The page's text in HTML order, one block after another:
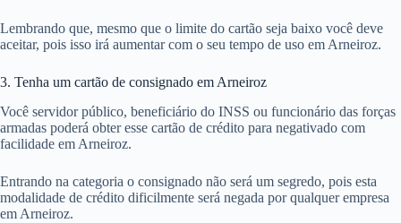
Lembrando que, mesmo que o limite do cartão seja baixo você deve
aceitar, pois isso irá aumentar com o seu tempo de uso em Arneiroz.
3. Tenha um cartão de consignado em Arneiroz
Você servidor público, beneficiário do INSS ou funcionário das forças
armadas poderá obter esse cartão de crédito para negativado com
facilidade em Arneiroz.
Entrando na categoria o consignado não será um segredo, pois esta
modalidade de crédito dificilmente será negada por qualquer empresa
em Arneiroz.